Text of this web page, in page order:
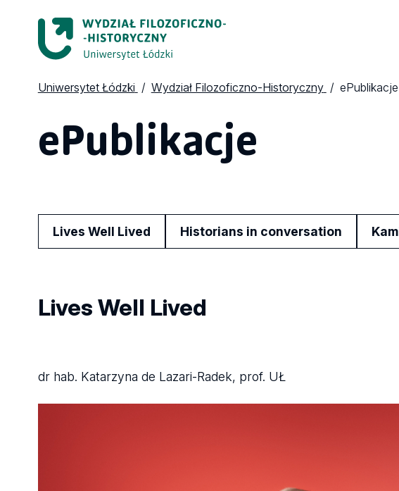
Uniwersytet Łódzki Wydział Filozoficzno-Historyczny ePublikacje
ePublikacje
Lives Well Lived Historians in conversation
Lives Well Lived
dr hab. Katarzyna de Lazari-Radek, prof. UŁ